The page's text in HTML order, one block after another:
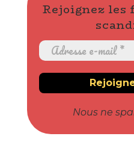
Rejoignez les
Nous ne